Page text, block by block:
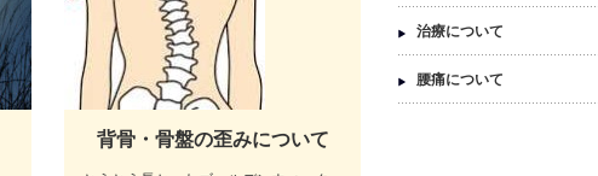
背骨・骨盤の歪みについて
治療について
腰痛について